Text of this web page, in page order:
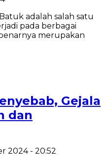
adalah salah satu
pada berbagai
merupakan
Gejala
dan
2024 - 20:52